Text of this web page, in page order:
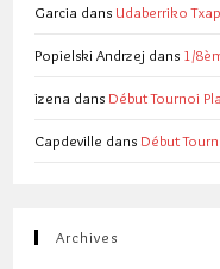
Garcia dans Udaberriko
Popielski Andrzej dans 1/
izena dans Début Tournoi
Capdeville dans Début
Archives